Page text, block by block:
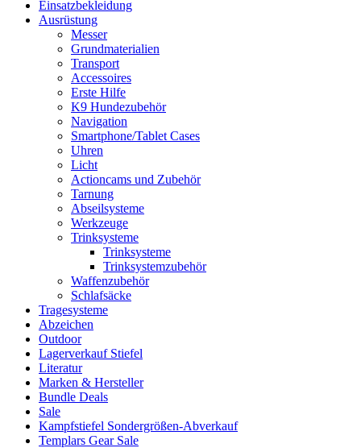
Einsatzbekleidung
Ausrüstung
Messer
Grundmaterialien
Transport
Accessoires
Erste Hilfe
K9 Hundezubehör
Navigation
Smartphone/Tablet Cases
Uhren
Licht
Actioncams und Zubehör
Tarnung
Abseilsysteme
Werkzeuge
Trinksysteme
Trinksysteme
Trinksystemzubehör
Waffenzubehör
Schlafsäcke
Tragesysteme
Abzeichen
Outdoor
Lagerverkauf Stiefel
Literatur
Marken & Hersteller
Bundle Deals
Sale
Kampfstiefel Sondergrößen-Abverkauf
Templars Gear Sale